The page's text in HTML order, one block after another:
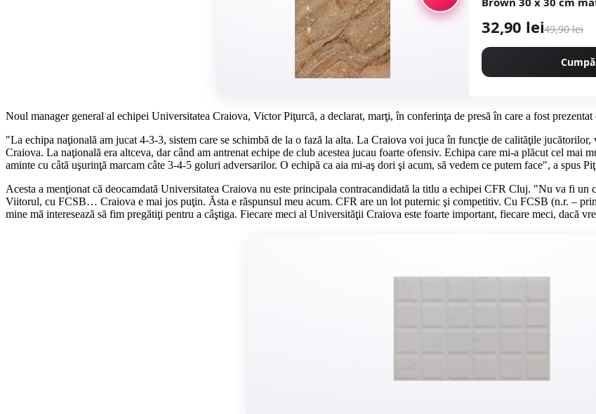
32,90 lei49,90 lei
Noul manager general al echipei Universitatea Craiova, Victor Piţurcă, a declarat, marţi, în conferinţa de presă în care a fost
"La echipa naţională am jucat 4-3-3, sistem care se schimbă de la o fază la alta. La Craiova voi juca în funcţie de calităţile
Craiova. La naţională era altceva, dar când am antrenat echipe de club acestea jucau foarte ofensiv. Echipa care mi-a plăcut cel
aminte cu câtă uşurinţă marcam câte 3-4-5 goluri adversarilor. O echipă ca aia mi-aş dori şi acum, să vedem ce putem face", a spus
Acesta a menţionat că deocamdată Universitatea Craiova nu este principala contracandidată la titlu a echipei CFR Cluj. "Nu va fi
Viitorul, cu FCSB… Craiova e mai jos puţin. Ăsta e răspunsul meu acum. CFR are un lot puternic şi competitiv. Cu FCSB (n.r. –
mine mă interesează să fim pregătiţi pentru a câştiga. Fiecare meci al Universităţii Craiova este foarte important, fiecare meci, dacă